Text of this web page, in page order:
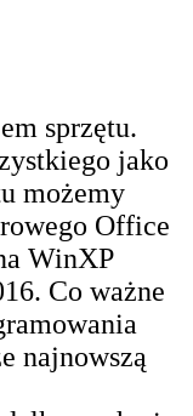
sprzętu.
jako
możemy
Office
WinXP
Co ważne
najnowszą